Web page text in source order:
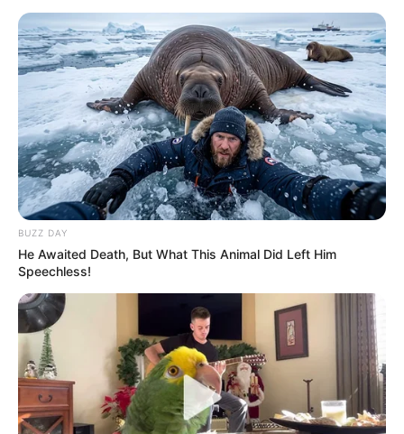
Elo7
BUZZ DAY
He Awaited Death, But What This Animal Did Left Him
Speechless!